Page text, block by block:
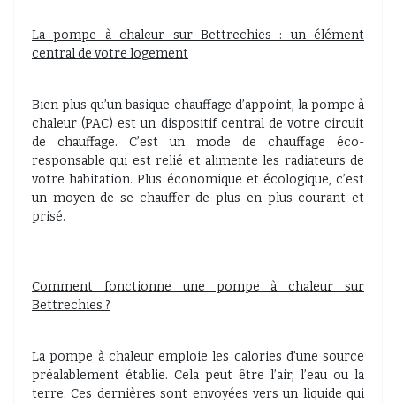
La pompe à chaleur sur Bettrechies : un élément
central de votre logement
Bien plus qu’un basique chauffage d’appoint, la pompe à
chaleur (PAC) est un dispositif central de votre circuit
de chauffage. C’est un mode de chauffage éco-
responsable qui est relié et alimente les radiateurs de
votre habitation. Plus économique et écologique, c’est
un moyen de se chauffer de plus en plus courant et
prisé.
Comment fonctionne une pompe à chaleur sur
Bettrechies ?
La pompe à chaleur emploie les calories d’une source
préalablement établie. Cela peut être l’air, l’eau ou la
terre. Ces dernières sont envoyées vers un liquide qui